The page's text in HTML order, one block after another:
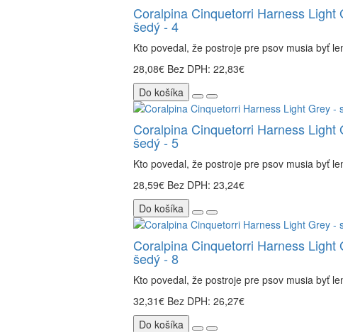
Coralpina Cinquetorri Harness
šedý - 4
Kto povedal, že postroje pre psov musia byť
28,08€ Bez DPH: 22,83€
Do košíka
Coralpina Cinquetorri Harness
šedý - 5
Kto povedal, že postroje pre psov musia byť
28,59€ Bez DPH: 23,24€
Do košíka
Coralpina Cinquetorri Harness
šedý - 8
Kto povedal, že postroje pre psov musia byť
32,31€ Bez DPH: 26,27€
Do košíka